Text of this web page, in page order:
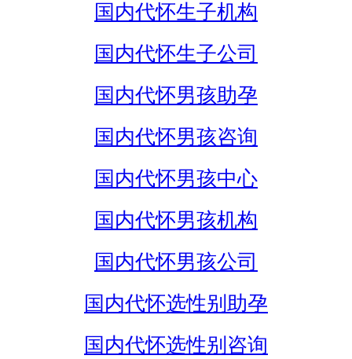
国内代怀生子机构
国内代怀生子公司
国内代怀男孩助孕
国内代怀男孩咨询
国内代怀男孩中心
国内代怀男孩机构
国内代怀男孩公司
国内代怀选性别助孕
国内代怀选性别咨询